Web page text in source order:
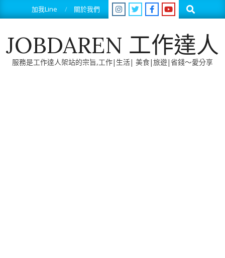
to
加我Line 關於我們 Search
JOBDAREN 工作達人
服務是工作達人架站的宗旨,工作|生活| 美食|旅遊|省錢～愛分享